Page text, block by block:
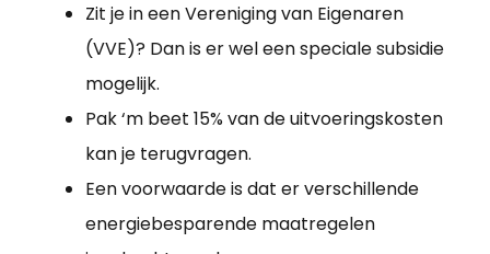
Zit je in een Vereniging van Eigenaren
(VVE)? Dan is er wel een speciale subsidie
mogelijk.
Pak ‘m beet 15% van de uitvoeringskosten
kan je terugvragen.
Een voorwaarde is dat er verschillende
energiebesparende maatregelen